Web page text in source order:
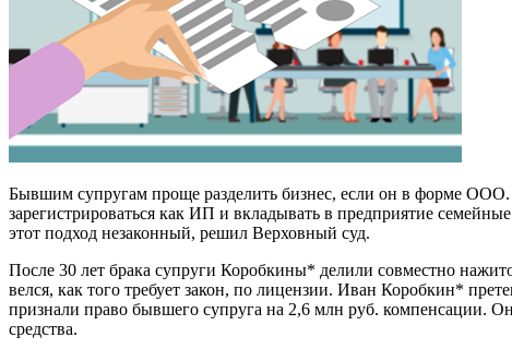
Бывшим супругам проще разделить бизнес, если он в форме
зарегистрироваться как ИП и вкладывать в предприятие
этот подход незаконный, решил Верховный суд.
После 30 лет брака супруги Коробкины* делили совместно
велся, как того требует закон, по лицензии. Иван Коробкин*
признали право бывшего супруга на 2,6 млн руб. компенсации.
средства.